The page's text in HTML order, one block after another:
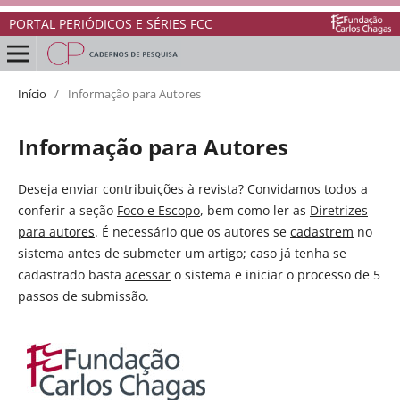
PORTAL PERIÓDICOS E SÉRIES FCC
Início / Informação para Autores
Informação para Autores
Deseja enviar contribuições à revista? Convidamos todos a
conferir a seção Foco e Escopo, bem como ler as Diretrizes
para autores. É necessário que os autores se cadastrem no
sistema antes de submeter um artigo; caso já tenha se
cadastrado basta acessaro sistema e iniciar o processo de 5
passos de submissão.